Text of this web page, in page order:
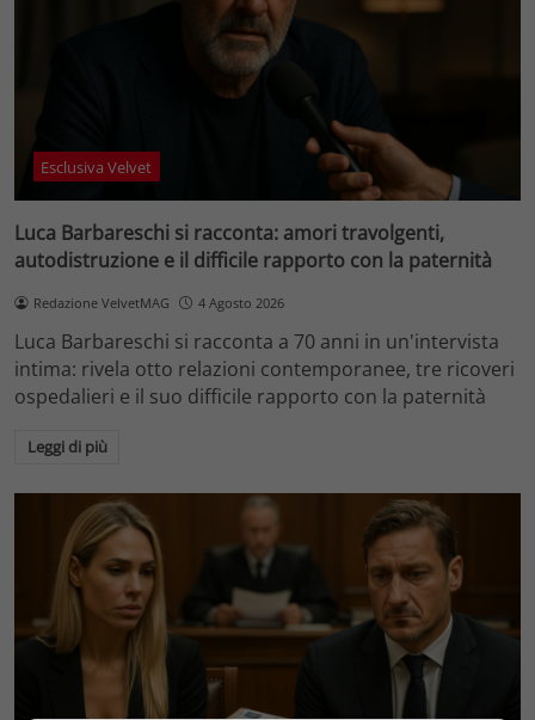
Esclusiva Velvet
Luca Barbareschi si racconta: amori travolgenti,
autodistruzione e il difficile rapporto con la paternità
Redazione VelvetMAG 4 Agosto 2026
Luca Barbareschi si racconta a 70 anni in un'intervista
intima: rivela otto relazioni contemporanee, tre ricoveri
ospedalieri e il suo difficile rapporto con la paternità
Leggi di più